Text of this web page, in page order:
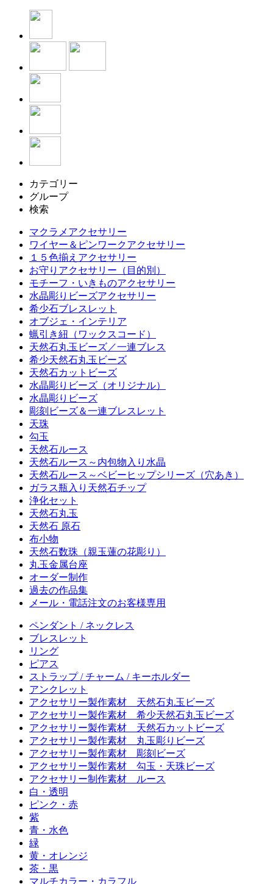
カテゴリー
グループ
検索
マクラメアクセサリー
ワイヤー＆ピンワークアクセサリー
１５色揃えアクセサリー
お守りアクセサリー（目的別）
モチーフ・いきものアクセサリー
水晶彫りビーズアクセサリー
希少石ブレスレット
オブジェ・インテリア
蝋引き紐（ワックスコード）
天然石丸玉ビーズ／一連ブレス
希少天然石丸玉ビーズ
天然石カットビーズ
水晶彫りビーズ（オリジナル）
水晶彫りビーズ
彫刻ビーズ＆一連ブレスレット
天珠
勾玉
天然石ルース
天然石ルース～内包物入り水晶
天然石ルース～ベビーヒップシリーズ（穴あき）
ガラス瓶入り天然石チップ
浄化セット
天然石丸玉
天然石 原石
布小物
天然石数珠（親玉蓮の花彫り）
丸玉金属台座
オーダー制作
過去の作品集
メール・電話注文のお客様専用
ペンダント / ネックレス
ブレスレット
リング
ピアス
ストラップ / チャーム / キーホルダー
アンクレット
アクセサリー製作素材 天然石丸玉ビーズ
アクセサリー製作素材 希少天然石丸玉ビーズ
アクセサリー製作素材 天然石カットビーズ
アクセサリー製作素材 丸玉彫りビーズ
アクセサリー製作素材 彫刻ビーズ
アクセサリー製作素材 勾玉・天珠ビーズ
アクセサリー制作素材 ルース
白・透明
ピンク・赤
紫
青・水色
緑
黄・オレンジ
茶・黒
マルチカラー・カラフル